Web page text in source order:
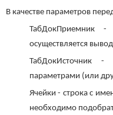
В качестве параметров
ТабДокПриемник -
осуществляется вывод
ТабДокИсточник -
параметрами (или
Ячейки - строка с
необходимо